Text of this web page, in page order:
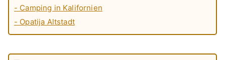
- Camping in Kalifornien
- Opatija Altstadt